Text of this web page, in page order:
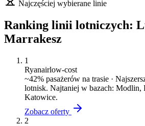
Najczęściej wybierane linie
Ranking linii lotniczych:
Marrakesz
1
Ryanairlow-cost
~42% pasażerów na trasie ·
lotnisk. Najtaniej w bazach: Modlin,
Katowice.
Zobacz oferty
2